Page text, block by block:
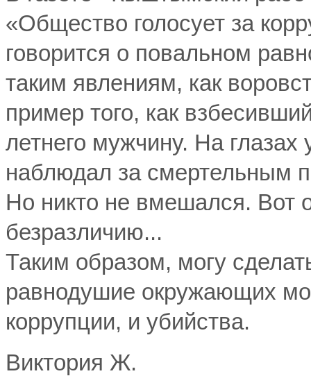
«Общество голосует за
говорится о повальном
таким явлениям, как
пример того, как
летнего мужчину. На глазах
наблюдал за смертельным
Но никто не вмешался. Вот
безразличию...
Таким образом, могу
равнодушие окружающих
коррупции, и убийства.
Виктория Ж.